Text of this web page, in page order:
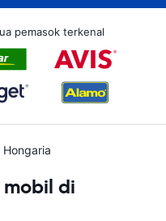
pemasok terkenal
di